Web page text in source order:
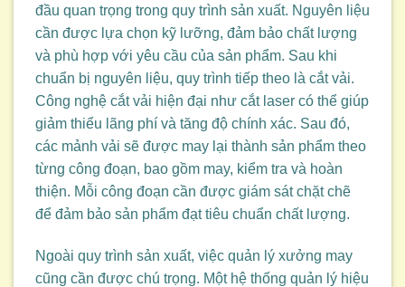
đầu quan trọng trong quy trình sản xuất. Nguyên liệu
cần được lựa chọn kỹ lưỡng, đảm bảo chất lượng
và phù hợp với yêu cầu của sản phẩm. Sau khi
chuẩn bị nguyên liệu, quy trình tiếp theo là cắt vải.
Công nghệ cắt vải hiện đại như cắt laser có thể giúp
giảm thiểu lãng phí và tăng độ chính xác. Sau đó,
các mảnh vải sẽ được may lại thành sản phẩm theo
từng công đoạn, bao gồm may, kiểm tra và hoàn
thiện. Mỗi công đoạn cần được giám sát chặt chẽ
để đảm bảo sản phẩm đạt tiêu chuẩn chất lượng.
Ngoài quy trình sản xuất, việc quản lý xưởng may
cũng cần được chú trọng. Một hệ thống quản lý hiệu